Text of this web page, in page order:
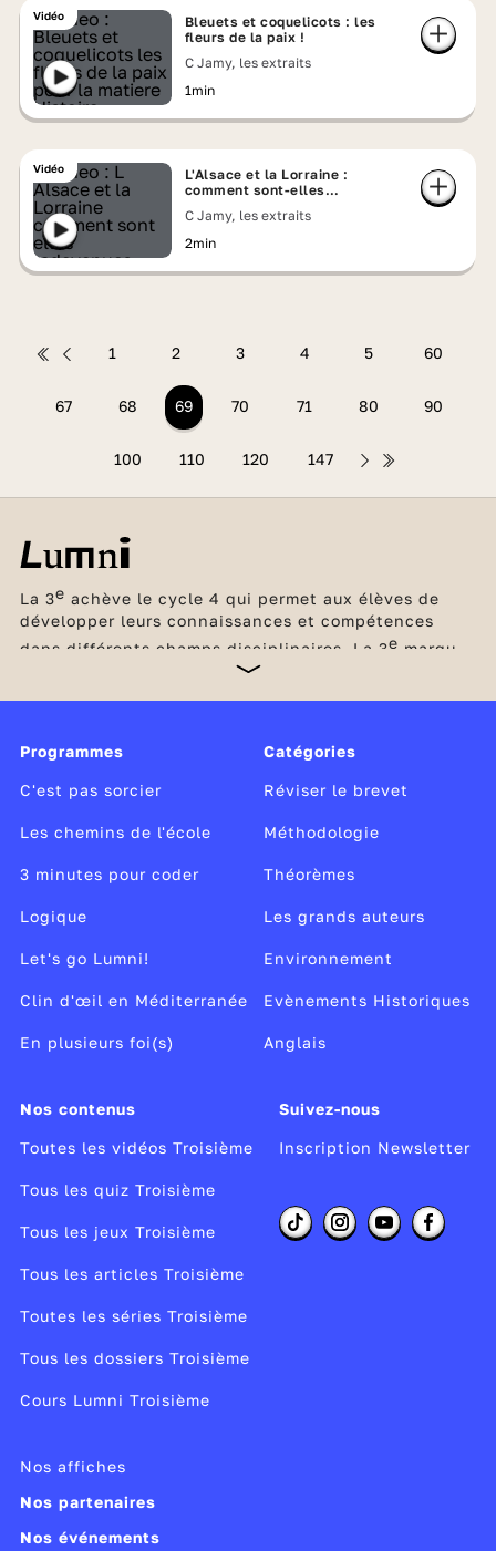
Vidéo
Bleuets et coquelicots : les
fleurs de la paix !
C Jamy, les extraits
1min
Vidéo
L'Alsace et la Lorraine :
comment sont-elles
C Jamy, les extraits
2min
1 2 3 4 5 60
67 68 69 70 71 80 90
100 110 120 147
La 3e achève le cycle 4 qui permet aux élèves de
développer leurs connaissances et compétences
dans différents champs disciplinaires. La 3e marque
un tournant, car elle clôt le collège et prépare le
élèves de découvrir concrètement le monde du
travail lors d’un stage d’observation en entreprise et
de réfléchir à leurs envies de métier.
Programmes
C'est pas sorcier
Les chemins de l'école
3 minutes pour coder
Logique
Let's go Lumni!
Clin d'œil en Méditerranée
En plusieurs foi(s)
Catégories
Réviser le brevet
Méthodologie
Théorèmes
Les grands auteurs
Environnement
Evènements Historiques
Anglais
Nos contenus
Toutes les vidéos Troisième
Tous les quiz Troisième
Tous les jeux Troisième
Tous les articles Troisième
Toutes les séries Troisième
Tous les dossiers Troisième
Cours Lumni Troisième
Suivez-nous
Inscription Newsletter
Nos affiches
Nos partenaires
Nos événements